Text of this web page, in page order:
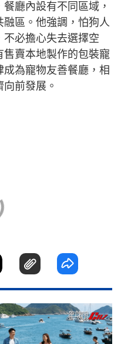
廳內設有不同區域，
區。他強調，怕狗人
必擔心失去選擇空
售賣本地製作的包裝寵
為寵物友善餐廳，相
前發展。